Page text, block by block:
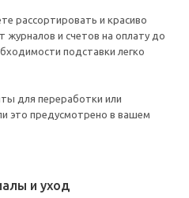
рассортировать и красиво
журналов и счетов на оплату до
подставки легко
для переработки или
это предусмотрено в вашем
и уход